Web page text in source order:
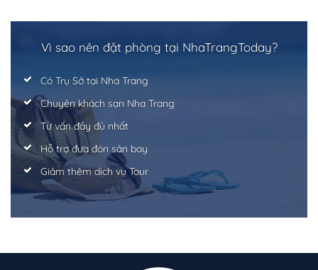
Vì sao nên đặt phòng tại NhaTrangToday?
Có Trụ Sở tại Nha Trang
Chuyên khách sạn Nha Trang
Tư vấn đầy đủ nhất
Hỗ trợ đưa đón sân bay
Giảm thêm dịch vụ Tour